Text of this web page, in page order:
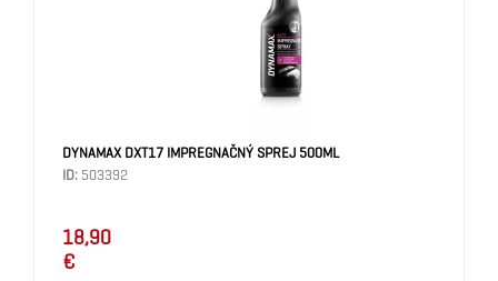
DYNAMAX DXT17 IMPREGNAČNÝ SPREJ 500ML
ID: 503392
18,90
€